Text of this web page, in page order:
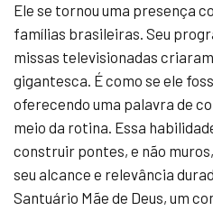
Ele se tornou uma presença
famílias brasileiras. Seu
missas televisionadas
gigantesca. É como se ele
oferecendo uma palavra de
meio da rotina. Essa
construir pontes, e não
seu alcance e relevância
Santuário Mãe de Deus, um